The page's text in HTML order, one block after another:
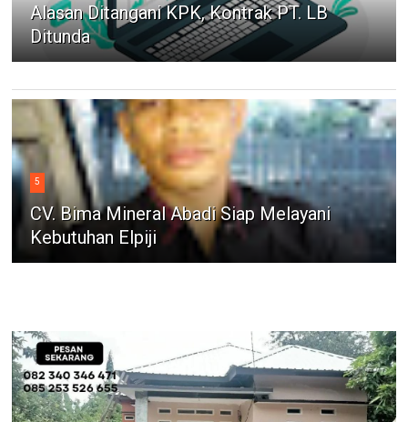
Alasan Ditangani KPK, Kontrak PT. LB
Ditunda
5
CV. Bima Mineral Abadi Siap Melayani
Kebutuhan Elpiji